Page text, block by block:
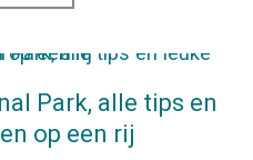
Park, alle tips en
op een rij